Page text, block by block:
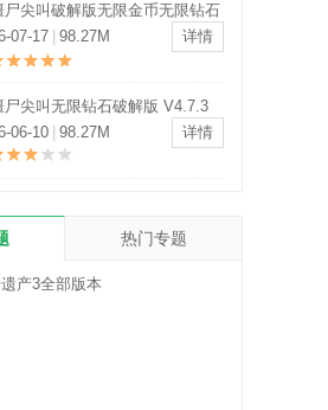
尸尖叫破解版无限金币无限钻石
新版 V4.7.3 安卓版
07-17 98.27M 详情
尸尖叫无限钻石破解版 V4.7.3
卓版
06-10 98.27M 详情
热门专题